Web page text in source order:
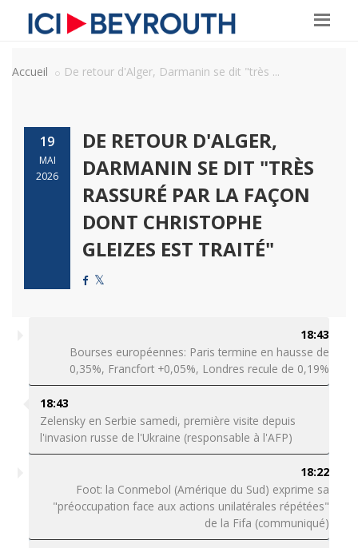
Accueil De retour d'Alger, Darmanin se dit "très ...
19
MAI
2026
DE RETOUR D'ALGER,
DARMANIN SE DIT "TRÈS
RASSURÉ PAR LA FAÇON
DONT CHRISTOPHE
GLEIZES EST TRAITÉ"
18:43
Bourses européennes: Paris termine en hausse de
0,35%, Francfort +0,05%, Londres recule de 0,19%
18:43
Zelensky en Serbie samedi, première visite depuis
l'invasion russe de l'Ukraine (responsable à l'AFP)
18:22
Foot: la Conmebol (Amérique du Sud) exprime sa
"préoccupation face aux actions unilatérales répétées"
de la Fifa (communiqué)